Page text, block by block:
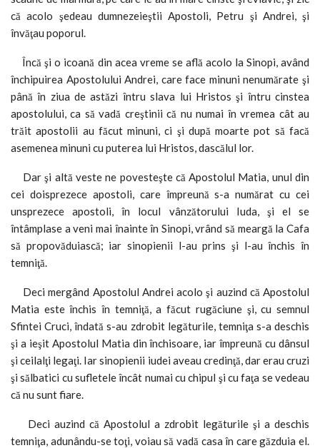
că acolo şedeau dumnezeieştii Apostoli, Petru şi Andrei, şi
învăţau poporul.
Încă şi o icoană din acea vreme se află acolo la Sinopi, având
închipuirea Apostolului Andrei, care face minuni nenumărate şi
până în ziua de astăzi întru slava lui Hristos şi întru cinstea
apostolului, ca să vadă creştinii că nu numai în vremea cât au
trăit apostolii au făcut minuni, ci şi după moarte pot să facă
asemenea minuni cu puterea lui Hristos, dascălul lor.
Dar şi altă veste ne povesteşte că Apostolul Matia, unul din
cei doisprezece apostoli, care împreună s-a numărat cu cei
unsprezece apostoli, în locul vânzătorului Iuda, şi el se
întâmplase a veni mai înainte în Sinopi, vrând să meargă la Cafa
să propovăduiască; iar sinopienii l-au prins şi l-au închis în
temniţă.
Deci mergând Apostolul Andrei acolo şi auzind că Apostolul
Matia este închis în temniţă, a făcut rugăciune şi, cu semnul
Sfintei Cruci, îndată s-au zdrobit legăturile, temniţa s-a deschis
şi a ieşit Apostolul Matia din închisoare, iar împreună cu dânsul
şi ceilalţi legaţi. Iar sinopienii iudei aveau credinţă, dar erau cruzi
şi sălbatici cu sufletele încât numai cu chipul şi cu faţa se vedeau
că nu sunt fiare.
Deci auzind că Apostolul a zdrobit legăturile şi a deschis
temniţa, adunându-se toţi, voiau să vadă casa în care găzduia el.